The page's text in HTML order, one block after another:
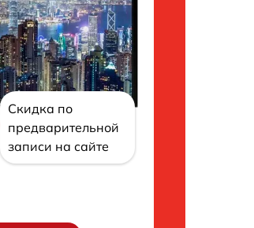
Скидка по
предварительной
записи на сайте